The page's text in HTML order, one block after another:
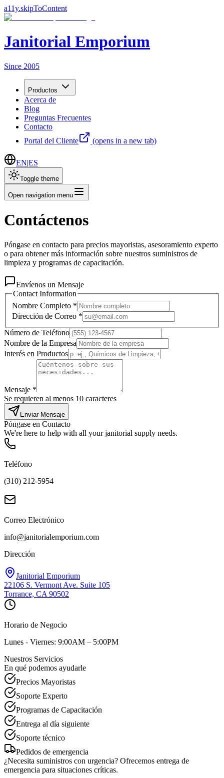
a11y.skipToContent
Janitorial Emporium
Since 2005
Productos
Acerca de
Blog
Preguntas Frecuentes
Contacto
Portal del Cliente
(opens in a new tab)
EN|ES
Toggle theme
Open navigation menu
Contáctenos
Póngase en contacto para precios mayoristas, asesoramiento experto
o para obtener más información sobre nuestros suministros de
limpieza y programas de capacitación.
Envíenos un Mensaje
Contact Information
Nombre Completo *
Dirección de Correo *
Número de Teléfono
Nombre de la Empresa
Interés en Productos
Mensaje *
Se requieren al menos 10 caracteres
Enviar Mensaje
Póngase en Contacto
We're here to help with all your janitorial supply needs.
Teléfono
(310) 212-5954
Correo Electrónico
info@janitorialemporium.com
Dirección
Janitorial Emporium
22106 S. Vermont Ave. Suite 105
Torrance, CA 90502
Horario de Negocio
Lunes - Viernes: 9:00AM – 5:00PM
Nuestros Servicios
En qué podemos ayudarle
Precios Mayoristas
Soporte Experto
Programas de Capacitación
Entrega al día siguiente
Soporte técnico
Pedidos de emergencia
¿Necesita suministros con urgencia? Ofrecemos entrega de
emergencia para situaciones críticas.